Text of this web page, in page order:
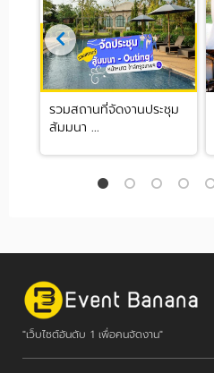
รวมสถานที่จัดงานประชุม
สัมมนา ...
"เว็บไซต์อันดับ 1 เพื่อคนจัดงาน"